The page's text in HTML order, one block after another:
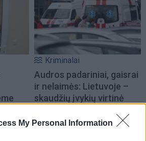
My Personal Information
Kriminalai
Audros padariniai, gaisrai
ir nelaimės: Lietuvoje –
skaudžių įvykių virtinė